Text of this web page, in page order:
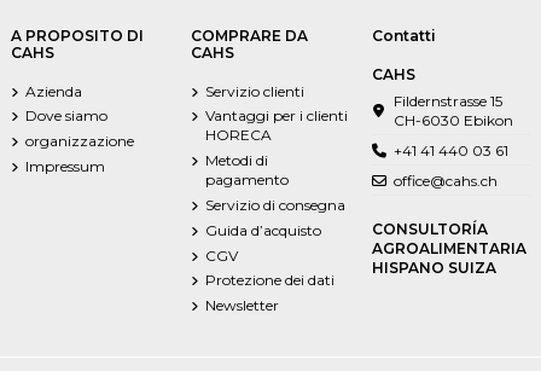
A PROPOSITO DI
CAHS
Azienda
Dove siamo
organizzazione
Impressum
COMPRARE DA
CAHS
Servizio clienti
Vantaggi per i clienti
HORECA
Metodi di
pagamento
Servizio di consegna
Guida d’acquisto
CGV
Protezione dei dati
Newsletter
Contatti
CAHS
Fildernstrasse 15
CH-6030 Ebikon
+41 41 440 03 61
office@cahs.ch
CONSULTORÍA
AGROALIMENTARIA
HISPANO SUIZA